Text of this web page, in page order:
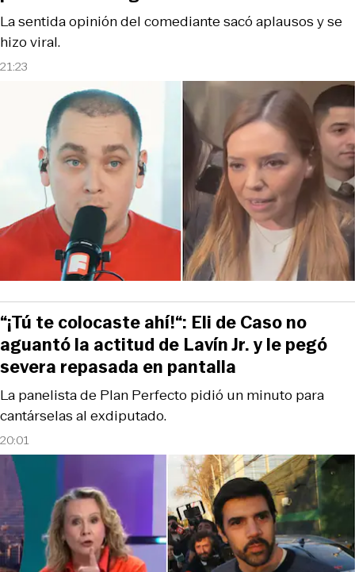
21:23
La sentida opinión del comediante sacó aplausos y se
hizo viral.
20:01
La panelista de Plan Perfecto pidió un minuto para
cantárselas al exdiputado.
“¡Tú te colocaste ahí!“: Eli de Caso no
aguantó la actitud de Lavín Jr. y le pegó
severa repasada en pantalla